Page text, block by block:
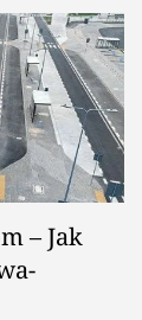
– Jak